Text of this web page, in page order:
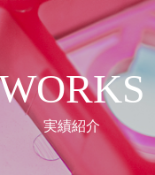
実績紹介